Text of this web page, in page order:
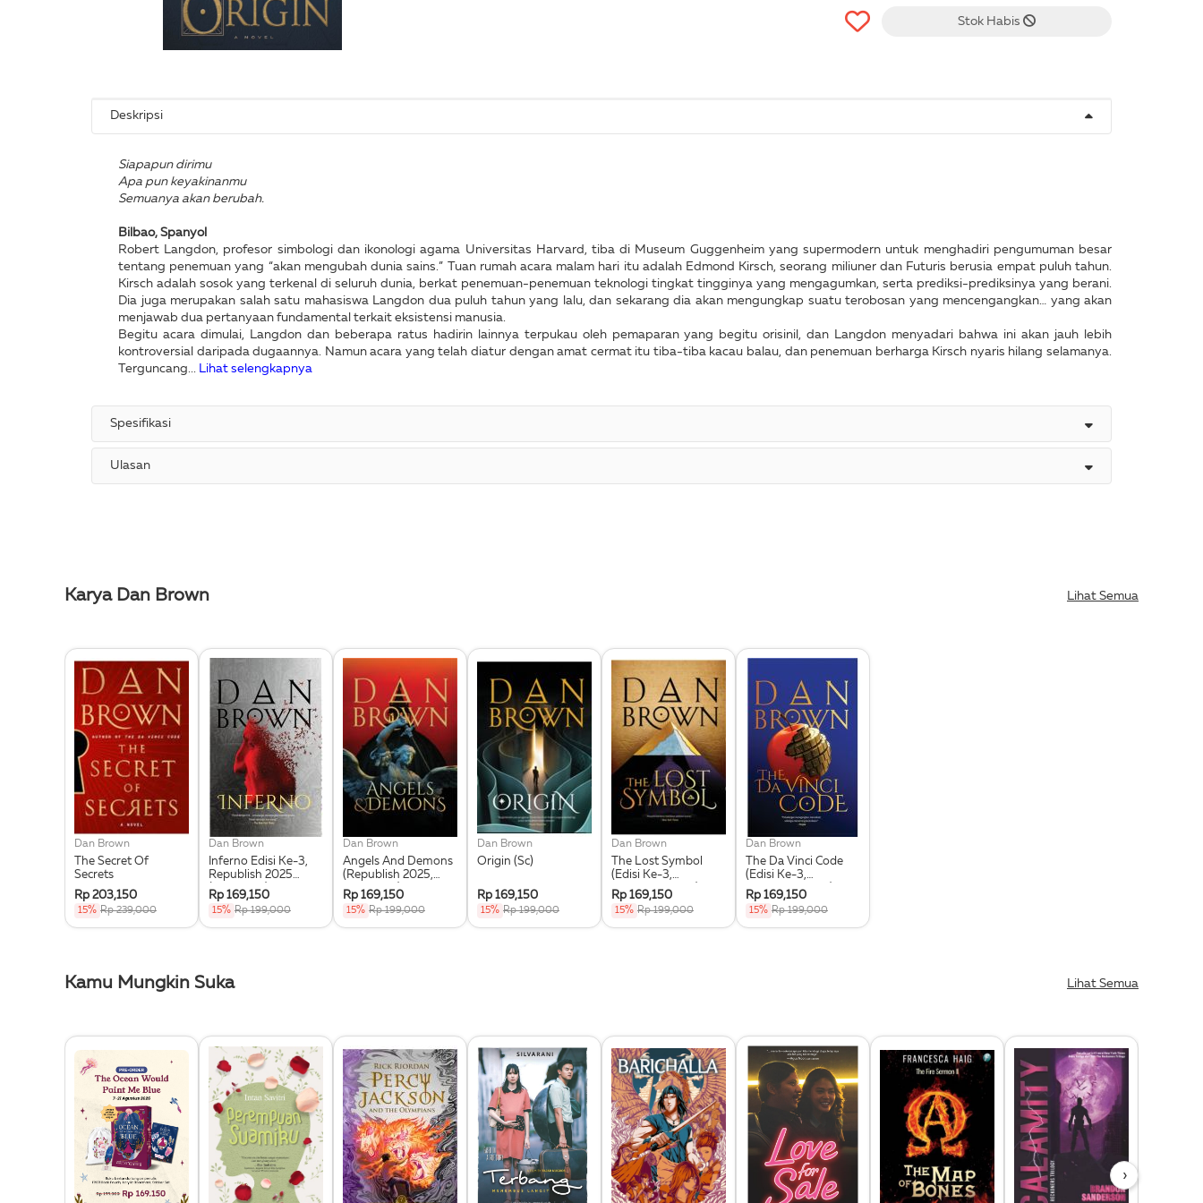
Stok Habis
Deskripsi
Siapapun dirimu
Apa pun keyakinanmu
Semuanya akan berubah.
Bilbao, Spanyol
Robert Langdon, profesor simbologi dan ikonologi agama Universitas Harvard, tiba di Museum Guggenheim yang supermodern untuk menghadiri pengumuman besar
tentang penemuan yang “akan mengubah dunia sains.” Tuan rumah acara malam hari itu adalah Edmond Kirsch, seorang miliuner dan Futuris berusia empat puluh tahun.
Kirsch adalah sosok yang terkenal di seluruh dunia, berkat penemuan-penemuan teknologi tingkat tingginya yang mengagumkan, serta prediksi-prediksinya yang berani.
Dia juga merupakan salah satu mahasiswa Langdon dua puluh tahun yang lalu, dan sekarang dia akan mengungkap suatu terobosan yang mencengangkan… yang akan
menjawab dua pertanyaan fundamental terkait eksistensi manusia.
Begitu acara dimulai, Langdon dan beberapa ratus hadirin lainnya terpukau oleh pemaparan yang begitu orisinil, dan Langdon menyadari bahwa ini akan jauh lebih
kontroversial daripada dugaannya. Namun acara yang telah diatur dengan amat cermat itu tiba-tiba kacau balau, dan penemuan berharga Kirsch nyaris hilang selamanya.
Terguncang...
Lihat selengkapnya
Spesifikasi
Ulasan
Karya Dan Brown Lihat Semua
Dan Brown
The Secret Of
Secrets
Rp 203,150
15% Rp 239,000
Dan Brown
Inferno Edisi Ke-3,
Republish 2025
(Softcover)
Rp 169,150
15% Rp 199,000
Dan Brown
Angels And Demons
(Republish 2025,
Edisi Ke-3)
Rp 169,150
15% Rp 199,000
Dan Brown
Origin (Sc)
Rp 169,150
15% Rp 199,000
Dan Brown
The Lost Symbol
(Edisi Ke-3,
Republish 2025)
Rp 169,150
15% Rp 199,000
Dan Brown
The Da Vinci Code
(Edisi Ke-3,
Republish 2025)
Rp 169,150
15% Rp 199,000
Kamu Mungkin Suka Lihat Semua
›